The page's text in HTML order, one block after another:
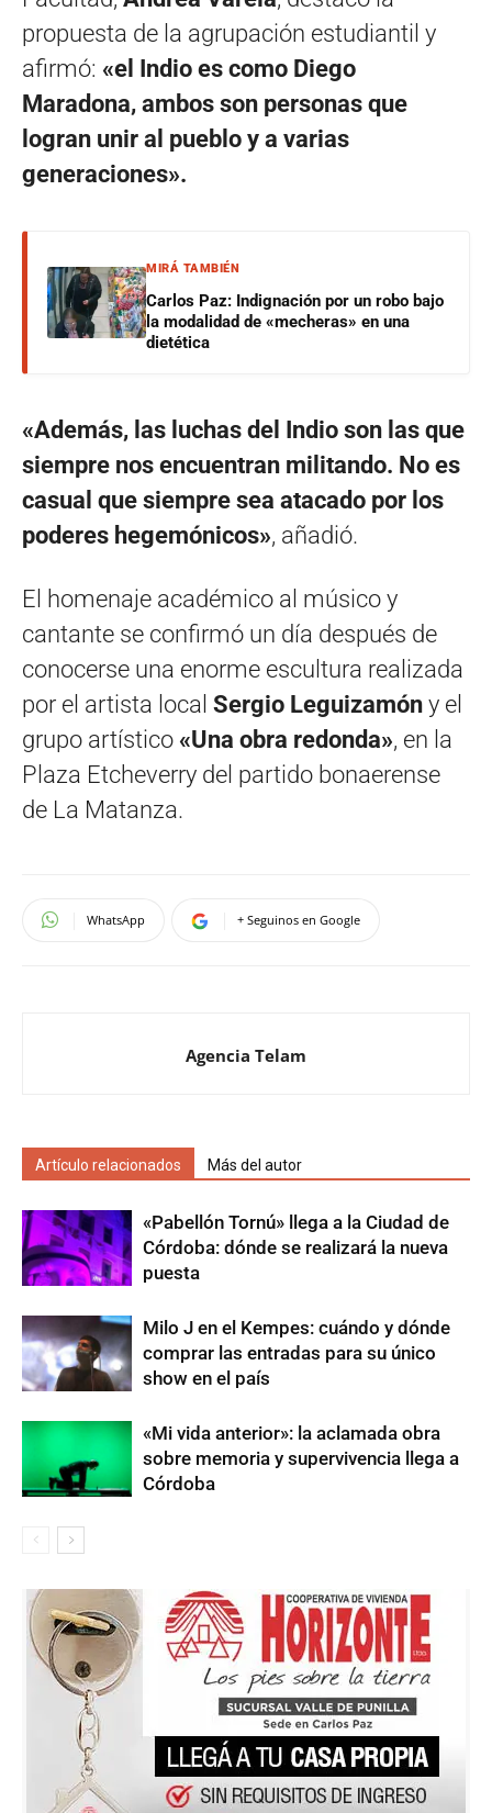
propuesta de la agrupación estudiantil y
afirmó: «el Indio es como Diego
Maradona, ambos son personas que
logran unir al pueblo y a varias
generaciones».
MIRÁ TAMBIÉN
Carlos Paz: Indignación por un robo bajo
la modalidad de «mecheras» en una
dietética
«Además, las luchas del Indio son las que
siempre nos encuentran militando. No es
casual que siempre sea atacado por los
poderes hegemónicos», añadió.
El homenaje académico al músico y
cantante se confirmó un día después de
conocerse una enorme escultura realizada
por el artista local Sergio Leguizamón y el
grupo artístico «Una obra redonda», en la
Plaza Etcheverry del partido bonaerense
de La Matanza.
WhatsApp + Seguinos en Google
Agencia Telam
Artículo relacionados Más del autor
«Pabellón Tornú» llega a la Ciudad de
Córdoba: dónde se realizará la nueva
puesta
Milo J en el Kempes: cuándo y dónde
comprar las entradas para su único
show en el país
«Mi vida anterior»: la aclamada obra
sobre memoria y supervivencia llega a
Córdoba